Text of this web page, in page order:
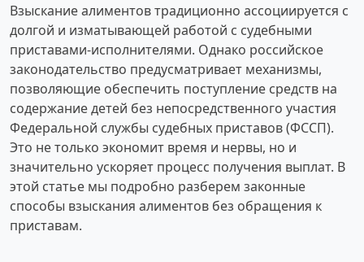
Взыскание алиментов традиционно ассоциируется с
долгой и изматывающей работой с судебными
приставами-исполнителями. Однако российское
законодательство предусматривает механизмы,
позволяющие обеспечить поступление средств на
содержание детей без непосредственного участия
Федеральной службы судебных приставов (ФССП).
Это не только экономит время и нервы, но и
значительно ускоряет процесс получения выплат. В
этой статье мы подробно разберем законные
способы взыскания алиментов без обращения к
приставам.